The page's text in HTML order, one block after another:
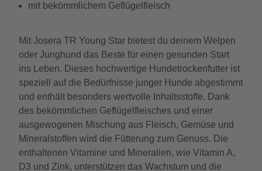
mit bekömmlichem Geflügelfleisch
Mit Josera TR Young Star bietest du deinem Welpen
oder Junghund das Beste für einen gesunden Start
ins Leben. Dieses hochwertige Hundetrockenfutter ist
speziell auf die Bedürfnisse junger Hunde abgestimmt
und enthält besonders wertvolle Inhaltsstoffe. Dank
des bekömmlichen Geflügelfleisches und einer
ausgewogenen Mischung aus Fleisch, Gemüse und
Mineralstoffen wird die Fütterung zum Genuss. Die
enthaltenen Vitamine und Mineralien, wie Vitamin A,
D3 und Zink, unterstützen das Wachstum und die